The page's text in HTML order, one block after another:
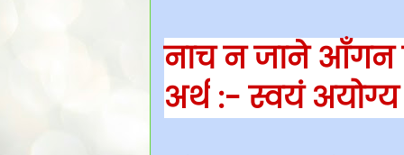
नाच न जाने आँगन
अर्थ :- स्वयं